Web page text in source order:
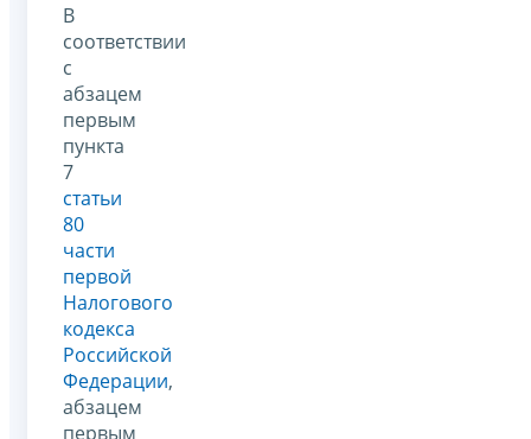
В
соответствии
с
абзацем
первым
пункта
7
статьи
80
части
первой
Налогового
кодекса
Российской
Федерации,
абзацем
первым